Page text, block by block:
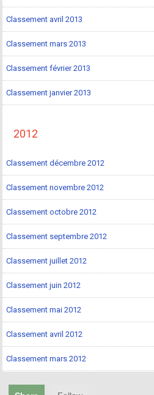
Classement avril 2013
Classement mars 2013
Classement février 2013
Classement janvier 2013
2012
Classement décembre 2012
Classement novembre 2012
Classement octobre 2012
Classement septembre 2012
Classement juillet 2012
Classement juin 2012
Classement mai 2012
Classement avril 2012
Classement mars 2012